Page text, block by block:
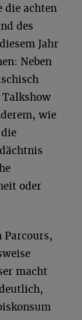
die achten
des
Jahr
Neben
wie
oder
Parcours,
macht